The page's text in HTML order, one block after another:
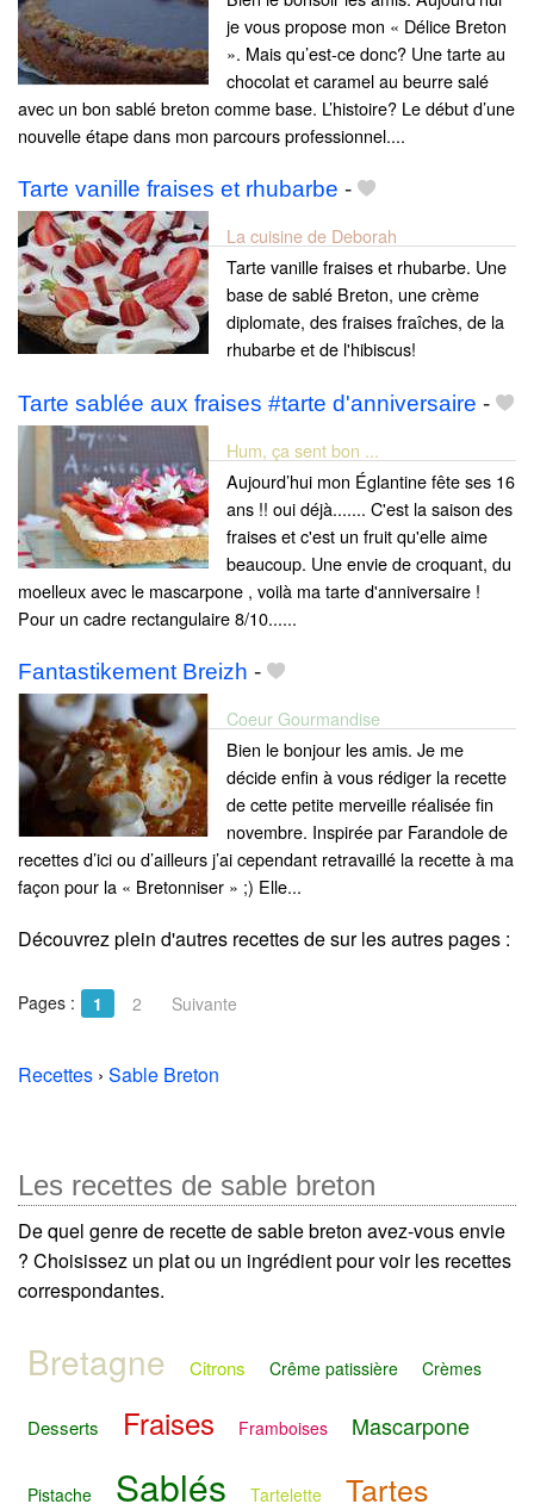
je vous propose mon « Délice Breton
». Mais qu’est-ce donc? Une tarte au
chocolat et caramel au beurre salé
avec un bon sablé breton comme base. L’histoire? Le début d’une
nouvelle étape dans mon parcours professionnel....
Tarte vanille fraises et rhubarbe -
La cuisine de Deborah
Tarte vanille fraises et rhubarbe. Une
base de sablé Breton, une crème
diplomate, des fraises fraîches, de la
rhubarbe et de l'hibiscus!
Tarte sablée aux fraises #tarte d'anniversaire -
Hum, ça sent bon ...
Aujourd’hui mon Églantine fête ses 16
ans !! oui déjà....... C'est la saison des
fraises et c'est un fruit qu'elle aime
beaucoup. Une envie de croquant, du
moelleux avec le mascarpone , voilà ma tarte d'anniversaire !
Pour un cadre rectangulaire 8/10......
Fantastikement Breizh -
Coeur Gourmandise
Bien le bonjour les amis. Je me
décide enfin à vous rédiger la recette
de cette petite merveille réalisée fin
novembre. Inspirée par Farandole de
recettes d’ici ou d’ailleurs j’ai cependant retravaillé la recette à ma
façon pour la « Bretonniser » ;) Elle...
Découvrez plein d'autres recettes desur les autres pages :
Pages : 1 2 Suivante
Recettes › Sable Breton
Les recettes de sable breton
De quel genre de recette de sable breton avez-vous envie
? Choisissez un plat ou un ingrédient pour voir les recettes
correspondantes.
Bretagne Citrons Crême patissière Crèmes
Desserts Fraises Framboises Mascarpone
Pistache Sablés Tartelette Tartes